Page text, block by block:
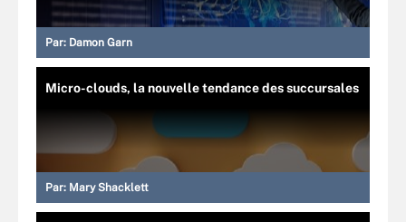
Par: Damon Garn
Micro-clouds, la nouvelle tendance des succursales
Par: Mary Shacklett